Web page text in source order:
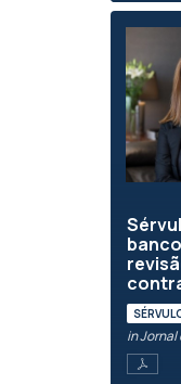
in Jornal